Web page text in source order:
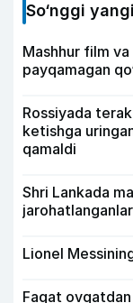
So‘nggi
Mashhur film
payqamagan
Rossiyada
ketishga
qamaldi
Shri Lankada
Lionel
Faqat ovqatdan